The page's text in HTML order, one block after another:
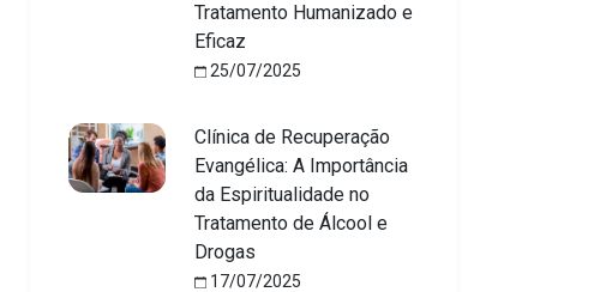
Tratamento Humanizado e
Eficaz
25/07/2025
Clínica de Recuperação
Evangélica: A Importância
da Espiritualidade no
Tratamento de Álcool e
Drogas
17/07/2025